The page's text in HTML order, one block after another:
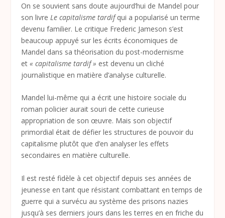
On se souvient sans doute aujourd’hui de Mandel pour
son livreLe capitalisme tardifqui a popularisé un terme
devenu familier. Le critique Frederic Jameson s’est
beaucoup appuyé sur les écrits économiques de
Mandel dans sa théorisation du post-modernisme
et« capitalisme tardif » est devenu un cliché
journalistique en matière d’analyse culturelle.
Mandel lui-même qui a écrit une histoire sociale du
roman policier aurait souri de cette curieuse
appropriation de son œuvre. Mais son objectif
primordial était de défier les structures de pouvoir du
capitalisme plutôt que d’en analyser les effets
secondaires en matière culturelle.
Il est resté fidèle à cet objectif depuis ses années de
jeunesse en tant que résistant combattant en temps de
guerre qui a survécu au système des prisons nazies
jusqu’à ses derniers jours dans les terres en en friche du